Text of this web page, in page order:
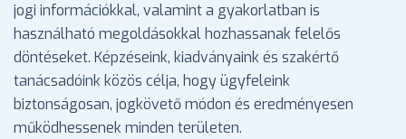
jogi információkkal, valamint a gyakorlatban is
használható megoldásokkal hozhassanak felelős
döntéseket. Képzéseink, kiadványaink és szakértő
tanácsadóink közös célja, hogy ügyfeleink
biztonságosan, jogkövető módon és eredményesen
működhessenek minden területen.